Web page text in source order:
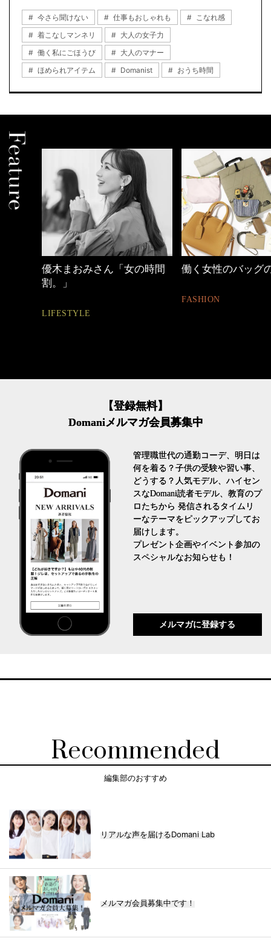
今さら聞けない 仕事もおしゃれも
こなれ感
着こなしマンネリ
大人の女子力
働く私にごほうび
大人のマナー
ほめられアイテム
Domanist おうち時間
働く女性のバッグの中身
心地よくいられる
【登録無料】
Domaniメルマガ会員募集中
管理職世代の通勤コーデ、明日は
何を着る？子供の受験や習い事、
どうする？人気モデル、ハイセン
スなDomani読者モデル、教育のプ
ロたちから 発信されるタイムリ
ーなテーマをピックアップしてお
届けします。
プレゼント企画やイベント参加の
スペシャルなお知らせも！
メルマガに登録する
Recommended
編集部のおすすめ
リアルな声を届けるDomani Lab
メルマガ会員募集中です！